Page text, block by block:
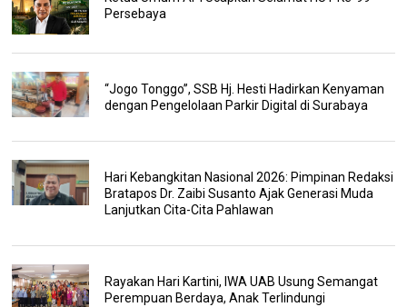
Persebaya
“Jogo Tonggo”, SSB Hj. Hesti Hadirkan Kenyaman
dengan Pengelolaan Parkir Digital di Surabaya
Hari Kebangkitan Nasional 2026: Pimpinan Redaksi
Bratapos Dr. Zaibi Susanto Ajak Generasi Muda
Lanjutkan Cita-Cita Pahlawan
Rayakan Hari Kartini, IWA UAB Usung Semangat
Perempuan Berdaya, Anak Terlindungi